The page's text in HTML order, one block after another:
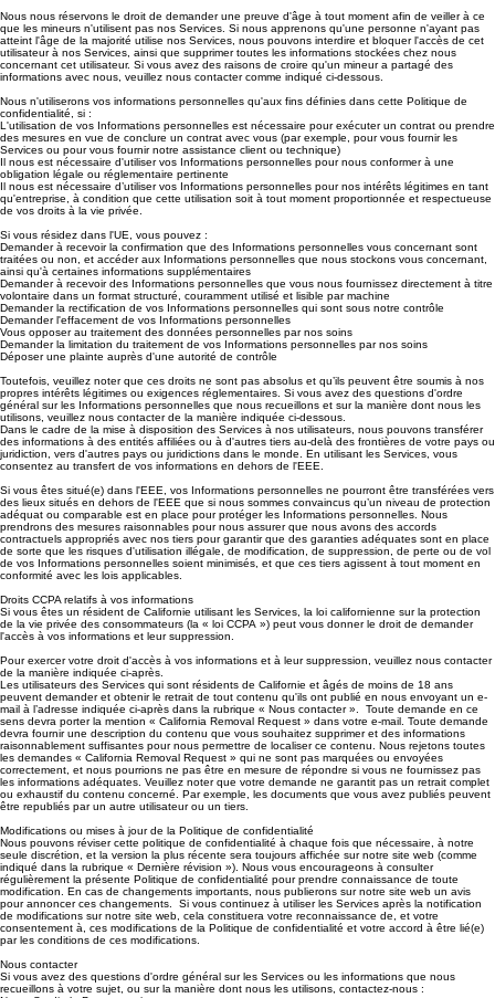
Nous nous réservons le droit de demander une preuve d'âge à tout moment afin de veiller à ce
que les mineurs n'utilisent pas nos Services. Si nous apprenons qu'une personne n'ayant pas
atteint l'âge de la majorité utilise nos Services, nous pouvons interdire et bloquer l'accès de cet
utilisateur à nos Services, ainsi que supprimer toutes les informations stockées chez nous
concernant cet utilisateur. Si vous avez des raisons de croire qu'un mineur a partagé des
informations avec nous, veuillez nous contacter comme indiqué ci-dessous.
Nous n'utiliserons vos informations personnelles qu'aux fins définies dans cette Politique de
confidentialité, si :
L'utilisation de vos Informations personnelles est nécessaire pour exécuter un contrat ou prendre
des mesures en vue de conclure un contrat avec vous (par exemple, pour vous fournir les
Services ou pour vous fournir notre assistance client ou technique)
Il nous est nécessaire d'utiliser vos Informations personnelles pour nous conformer à une
obligation légale ou réglementaire pertinente
Il nous est nécessaire d’utiliser vos Informations personnelles pour nos intérêts légitimes en tant
qu'entreprise, à condition que cette utilisation soit à tout moment proportionnée et respectueuse
de vos droits à la vie privée.
Si vous résidez dans l'UE, vous pouvez :
Demander à recevoir la confirmation que des Informations personnelles vous concernant sont
traitées ou non, et accéder aux Informations personnelles que nous stockons vous concernant,
ainsi qu'à certaines informations supplémentaires
Demander à recevoir des Informations personnelles que vous nous fournissez directement à titre
volontaire dans un format structuré, couramment utilisé et lisible par machine
Demander la rectification de vos Informations personnelles qui sont sous notre contrôle
Demander l'effacement de vos Informations personnelles
Vous opposer au traitement des données personnelles par nos soins
Demander la limitation du traitement de vos Informations personnelles par nos soins
Déposer une plainte auprès d'une autorité de contrôle
Toutefois, veuillez noter que ces droits ne sont pas absolus et qu’ils peuvent être soumis à nos
propres intérêts légitimes ou exigences réglementaires. Si vous avez des questions d'ordre
général sur les Informations personnelles que nous recueillons et sur la manière dont nous les
utilisons, veuillez nous contacter de la manière indiquée ci-dessous.
Dans le cadre de la mise à disposition des Services à nos utilisateurs, nous pouvons transférer
des informations à des entités affiliées ou à d'autres tiers au-delà des frontières de votre pays ou
juridiction, vers d'autres pays ou juridictions dans le monde. En utilisant les Services, vous
consentez au transfert de vos informations en dehors de l'EEE.
Si vous êtes situé(e) dans l'EEE, vos Informations personnelles ne pourront être transférées vers
des lieux situés en dehors de l'EEE que si nous sommes convaincus qu’un niveau de protection
adéquat ou comparable est en place pour protéger les Informations personnelles. Nous
prendrons des mesures raisonnables pour nous assurer que nous avons des accords
contractuels appropriés avec nos tiers pour garantir que des garanties adéquates sont en place
de sorte que les risques d'utilisation illégale, de modification, de suppression, de perte ou de vol
de vos Informations personnelles soient minimisés, et que ces tiers agissent à tout moment en
conformité avec les lois applicables.
Droits CCPA relatifs à vos informations
Si vous êtes un résident de Californie utilisant les Services, la loi californienne sur la protection
de la vie privée des consommateurs (la « loi CCPA ») peut vous donner le droit de demander
l'accès à vos informations et leur suppression.
Pour exercer votre droit d'accès à vos informations et à leur suppression, veuillez nous contacter
de la manière indiquée ci-après.
Les utilisateurs des Services qui sont résidents de Californie et âgés de moins de 18 ans
peuvent demander et obtenir le retrait de tout contenu qu'ils ont publié en nous envoyant un e-
mail à l’adresse indiquée ci-après dans la rubrique « Nous contacter ». Toute demande en ce
sens devra porter la mention « California Removal Request » dans votre e-mail. Toute demande
devra fournir une description du contenu que vous souhaitez supprimer et des informations
raisonnablement suffisantes pour nous permettre de localiser ce contenu. Nous rejetons toutes
les demandes « California Removal Request » qui ne sont pas marquées ou envoyées
correctement, et nous pourrions ne pas être en mesure de répondre si vous ne fournissez pas
les informations adéquates. Veuillez noter que votre demande ne garantit pas un retrait complet
ou exhaustif du contenu concerné. Par exemple, les documents que vous avez publiés peuvent
être republiés par un autre utilisateur ou un tiers.
Modifications ou mises à jour de la Politique de confidentialité
Nous pouvons réviser cette politique de confidentialité à chaque fois que nécessaire, à notre
seule discrétion, et la version la plus récente sera toujours affichée sur notre site web (comme
indiqué dans la rubrique « Dernière révision »). Nous vous encourageons à consulter
régulièrement la présente Politique de confidentialité pour prendre connaissance de toute
modification. En cas de changements importants, nous publierons sur notre site web un avis
pour annoncer ces changements. Si vous continuez à utiliser les Services après la notification
de modifications sur notre site web, cela constituera votre reconnaissance de, et votre
consentement à, ces modifications de la Politique de confidentialité et votre accord à être lié(e)
par les conditions de ces modifications.
Nous contacter
Si vous avez des questions d'ordre général sur les Services ou les informations que nous
recueillons à votre sujet, ou sur la manière dont nous les utilisons, contactez-nous :